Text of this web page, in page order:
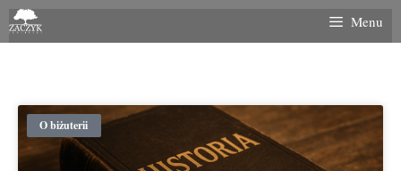
Menu
O biżuterii